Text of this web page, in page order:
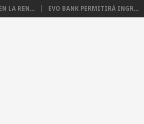
LA REN... EVO BANK PERMITIRÁ INGR...